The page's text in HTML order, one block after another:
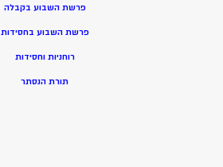
פרשת השבוע בקבלה
פרשת השבוע בחסידות
רוחניות וחסידות
תורת הנסתר